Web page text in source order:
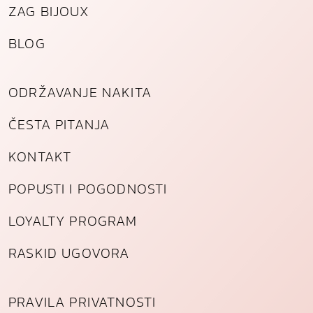
ZAG BIJOUX
BLOG
ODRŽAVANJE NAKITA
ČESTA PITANJA
KONTAKT
POPUSTI I POGODNOSTI
LOYALTY PROGRAM
RASKID UGOVORA
PRAVILA PRIVATNOSTI